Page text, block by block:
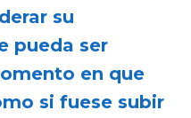
su
pueda ser
en que
si fuese subir